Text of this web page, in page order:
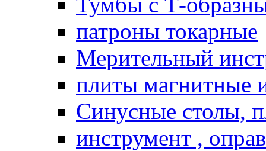
патроны токарные
Мерительный
плиты магнитные
Синусные столы,
инструмент ,